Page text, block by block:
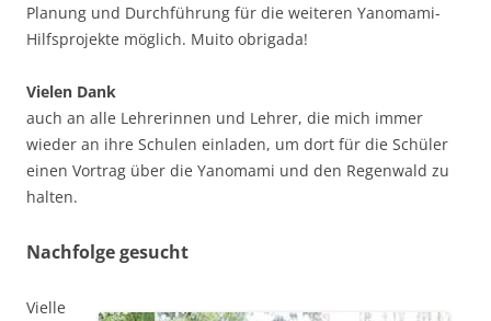
Planung und Durchführung für die weiteren Yanomami-
Hilfsprojekte möglich. Muito obrigada!
Vielen Dank
auch an alle Lehrerinnen und Lehrer, die mich immer
wieder an ihre Schulen einladen, um dort für die Schüler
einen Vortrag über die Yanomami und den Regenwald zu
halten.
Nachfolge gesucht
Vielle